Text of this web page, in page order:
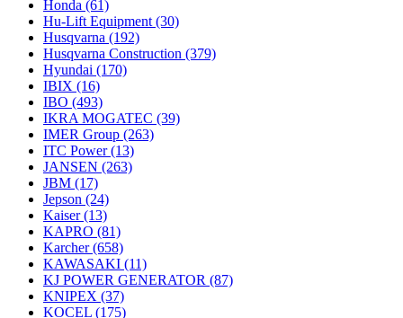
Honda (61)
Hu-Lift Equipment (30)
Husqvarna (192)
Husqvarna Construction (379)
Hyundai (170)
IBIX (16)
IBO (493)
IKRA MOGATEC (39)
IMER Group (263)
ITC Power(13)
JANSEN (263)
JBM (17)
Jepson (24)
Kaiser(13)
KAPRO (81)
Karcher(658)
KAWASAKI (11)
KJ POWER GENERATOR (87)
KNIPEX (37)
KOCEL (175)